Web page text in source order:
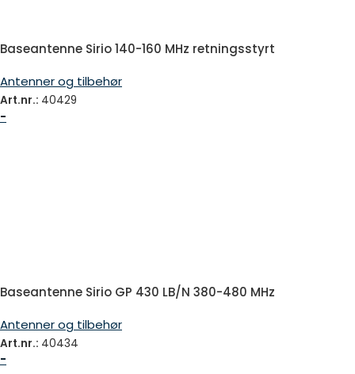
Baseantenne Sirio 140-160 MHz retningsstyrt
Antenner og tilbehør
Art.nr.: 40429
-
Baseantenne Sirio GP 430 LB/N 380-480 MHz
Antenner og tilbehør
Art.nr.: 40434
-